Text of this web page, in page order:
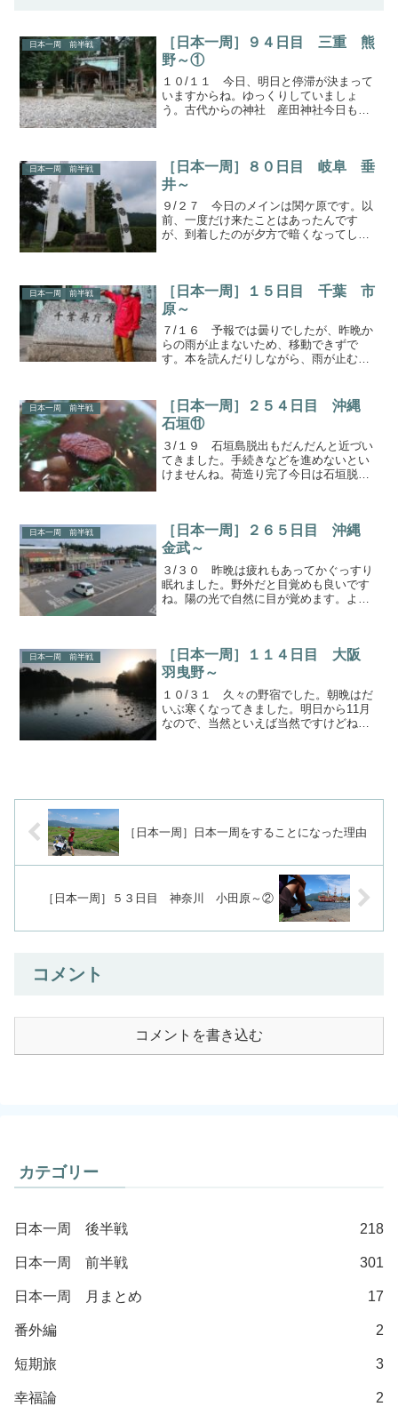
日本一周 前半戦
［日本一周］９４日目 三重 熊
野～①
１０/１１ 今日、明日と停滞が決まって
いますからね。ゆっくりしていましょ
う。古代からの神社 産田神社今日もま
く、イザナミがカグツチを産...
日本一周 前半戦
［日本一周］８０日目 岐阜 垂
井～
９/２７ 今日のメインは関ケ原です。以
前、一度だけ来たことはあったんです
が、到着したのが夕方で暗くなってしま
に一箇所だけ。美濃国一宮の...
日本一周 前半戦
［日本一周］１５日目 千葉 市
原～
７/１６ 予報では曇りでしたが、昨晩か
らの雨が止まないため、移動できずで
す。本を読んだりしながら、雨が止むの
弱まってきました。ここがチャンスと思
い、ようやく出発です。...
日本一周 前半戦
［日本一周］２５４日目 沖縄
石垣⑪
３/１９ 石垣島脱出もだんだんと近づい
てきました。手続きなどを進めないとい
けませんね。荷造り完了今日は石垣脱出
事前に確認を取っていま...
日本一周 前半戦
［日本一周］２６５日目 沖縄
金武～
３/３０ 昨晩は疲れもあってかぐっすり
眠れました。野外だと目覚めも良いです
ね。陽の光で自然に目が覚めます。よ
を探すときに道の駅は調べ...
日本一周 前半戦
［日本一周］１１４日目 大阪
羽曳野～
１０/３１ 久々の野宿でした。朝晩はだ
いぶ寒くなってきました。明日から11月
なので、当然といえば当然ですけどね。
［日本一周］日本一周をすることになった理由
［日本一周］５３日目 神奈川 小田原～②
コメント
コメントを書き込む
カテゴリー
日本一周 後半戦 218
日本一周 前半戦 301
日本一周 月まとめ 17
番外編 2
短期旅 3
幸福論 2